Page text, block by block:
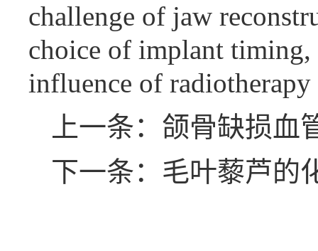
challenge of jaw
choice of implant timing,
influence of
上一条：颌骨缺损
下一条：毛叶藜芦的